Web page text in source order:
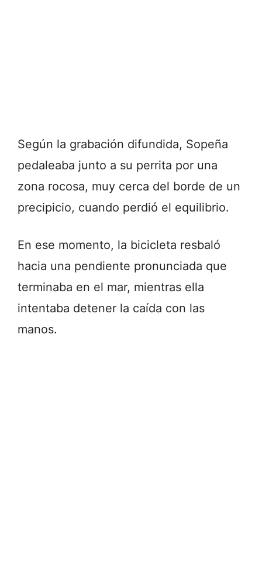
Según la grabación difundida, Sopeña
pedaleaba junto a su perrita por una
zona rocosa, muy cerca del borde de un
precipicio, cuando perdió el equilibrio.
En ese momento, la bicicleta resbaló
hacia una pendiente pronunciada que
terminaba en el mar, mientras ella
intentaba detener la caída con las
manos.